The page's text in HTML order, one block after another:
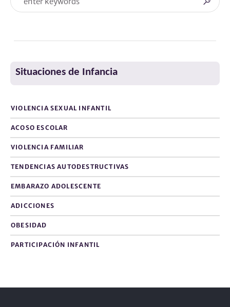
Situaciones de Infancia
VIOLENCIA SEXUAL INFANTIL
ACOSO ESCOLAR
VIOLENCIA FAMILIAR
TENDENCIAS AUTODESTRUCTIVAS
EMBARAZO ADOLESCENTE
ADICCIONES
OBESIDAD
PARTICIPACIÓN INFANTIL